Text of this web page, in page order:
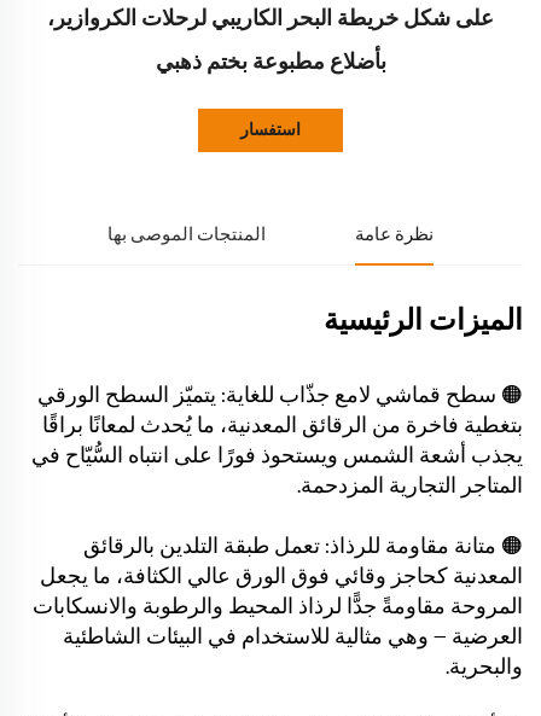
على شكل خريطة البحر الكاريبي لرحلات الكروازير،
بأضلاع مطبوعة بختم ذهبي
استفسار
نظرة عامة المنتجات الموصى بها
الميزات الرئيسية
🟠 سطح قماشي لامع جذّاب للغاية: يتميّز السطح الورقي
بتغطية فاخرة من الرقائق المعدنية، ما يُحدث لمعانًا براقًا
يجذب أشعة الشمس ويستحوذ فورًا على انتباه السُّيّاح في
المتاجر التجارية المزدحمة.
🟠 متانة مقاومة للرذاذ: تعمل طبقة التلدين بالرقائق
المعدنية كحاجز وقائي فوق الورق عالي الكثافة، ما يجعل
المروحة مقاومةً جدًّا لرذاذ المحيط والرطوبة والانسكابات
العرضية — وهي مثالية للاستخدام في البيئات الشاطئية
والبحرية.